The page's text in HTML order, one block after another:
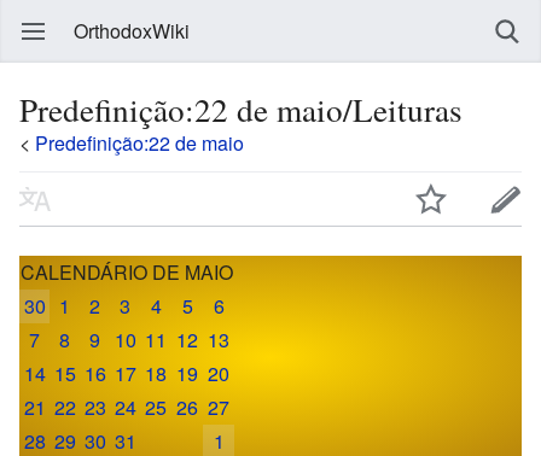
OrthodoxWiki
Predefinição:22 de maio/Leituras
< Predefinição:22 de maio
CALENDÁRIO DE MAIO
30 1 2 3 4 5
6
7
8 9 10 11 12 13
14 15 16 17 18 19 20
21 22 23 24 25 26 27
28 29 30 31
1